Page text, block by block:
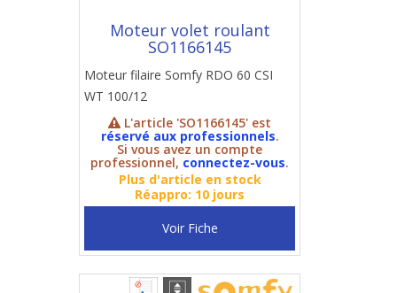
Moteur volet roulant
SO1166145
Moteur filaire Somfy RDO 60 CSI
WT 100/12
L'article 'SO1166145' est
réservé aux professionnels.
Si vous avez un compte
professionnel, connectez-vous.
Plus d'article en stock
Réappro: 10 jours
Voir Fiche